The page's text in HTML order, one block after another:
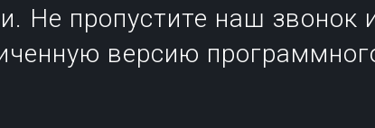
Не пропустите наш звонок
версию